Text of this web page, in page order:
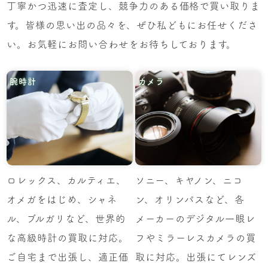
丁寧かつ迅速に査定し、競争力のある価格で買い取りま
す。皆様の思い出の品々を、ぜひ私どもにお任せくださ
い。お気軽にお問い合わせをお待ちしております。
腕時計
ロレックス、カルティエ、
オメガをはじめ、シャネ
ル、ブルガリなど、世界的
な高級時計の買取に対応。
ご自宅まで出張し、適正価
カメラ
ソニー、キヤノン、ニコ
ン、オリンパスなど、各
メーカーのデジタル一眼レ
フやミラーレスカメラの買
取に対応。出張にてレンズ